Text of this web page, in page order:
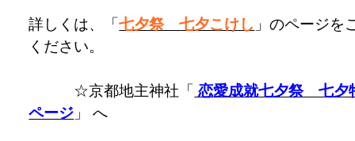
詳しくは、「七夕祭 七夕こけし 」のページを
ください。
☆京都地主神社「 恋愛成就七夕祭 七夕
ページ 」 へ